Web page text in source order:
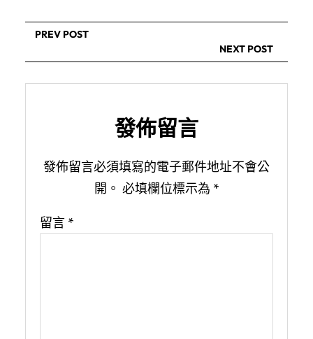
PREV POST
NEXT POST
發佈留言
發佈留言必須填寫的電子郵件地址不會公
開。 必填欄位標示為 *
留言 *